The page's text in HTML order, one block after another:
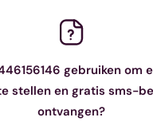
gebruiken om
stellen en gratis sms-
ontvangen?